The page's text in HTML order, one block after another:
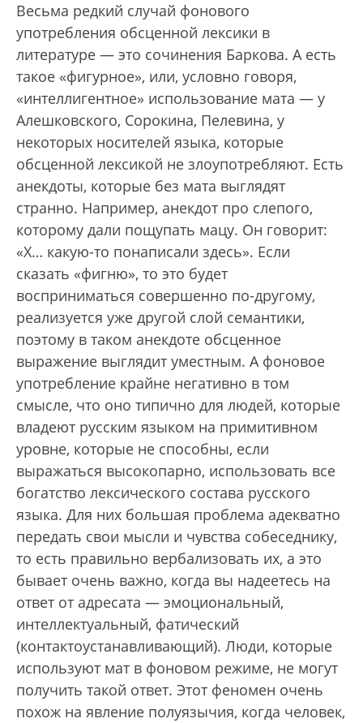
Весьма редкий случай фонового
употребления обсценной лексики в
литературе — это сочинения Баркова. А есть
такое «фигурное», или, условно говоря,
«интеллигентное» использование мата — у
Алешковского, Сорокина, Пелевина, у
некоторых носителей языка, которые
обсценной лексикой не злоупотребляют. Есть
анекдоты, которые без мата выглядят
странно. Например, анекдот про слепого,
которому дали пощупать мацу. Он говорит:
«Х… какую-то понаписали здесь». Если
сказать «фигню», то это будет
восприниматься совершенно по-другому,
реализуется уже другой слой семантики,
поэтому в таком анекдоте обсценное
выражение выглядит уместным. А фоновое
употребление крайне негативно в том
смысле, что оно типично для людей, которые
владеют русским языком на примитивном
уровне, которые не способны, если
выражаться высокопарно, использовать все
богатство лексического состава русского
языка. Для них большая проблема адекватно
передать свои мысли и чувства собеседнику,
то есть правильно вербализовать их, а это
бывает очень важно, когда вы надеетесь на
ответ от адресата — эмоциональный,
интеллектуальный, фатический
(контактоустанавливающий). Люди, которые
используют мат в фоновом режиме, не могут
получить такой ответ. Этот феномен очень
похож на явление полуязычия, когда человек,